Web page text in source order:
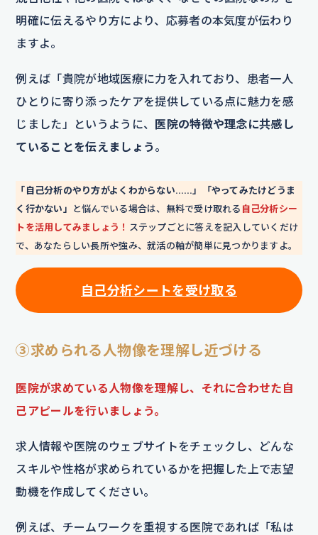
明確に伝えるやり方により、応募者の本気度が伝わり
ますよ。
例えば「貴院が地域医療に力を入れており、患者一人
ひとりに寄り添ったケアを提供している点に魅力を感
じました」というように、 医院の特徴や理念に共感し
ていることを伝えましょう 。
「自己分析のやり方がよくわからない……」「やってみたけどうま
く行かない」
と悩んでいる場合は、無料で受け取れる 自己分析シー
トを活用してみましょう！ ステップごとに答えを記入していくだけ
で、あなたらしい長所や強み、就活の軸が簡単に見つかりますよ。
自己分析シートを受け取る
③求められる人物像を理解し近づける
医院が求めている人物像を理解し、それに合わせた自
己アピールを行いましょう。
求人情報や医院のウェブサイトをチェックし、どんな
スキルや性格が求められているかを把握した上で志望
動機を作成してください。
例えば、チームワークを重視する医院であれば「私は